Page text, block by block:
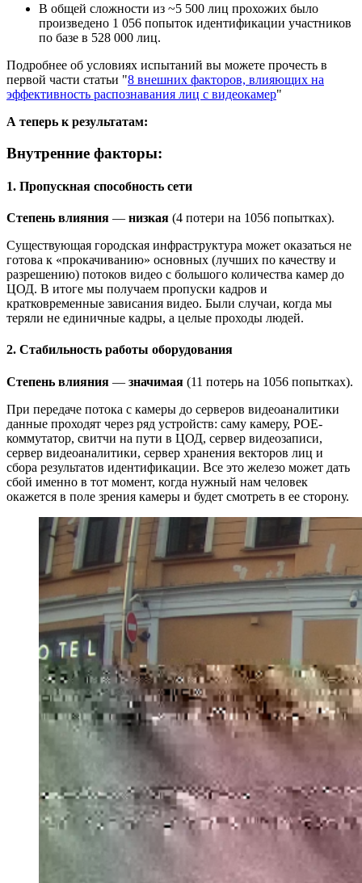
В общей сложности из ~5 500 лиц прохожих было
произведено 1 056 попыток идентификации участников
по базе в 528 000 лиц.
Подробнее об условиях испытаний вы можете прочесть в
первой части статьи "8 внешних факторов, влияющих на
эффективность распознавания лиц с видеокамер"
А теперь к результатам:
Внутренние факторы:
1. Пропускная способность сети
Степень влияния — низкая (4 потери на 1056 попытках).
Существующая городская инфраструктура может оказаться не
готова к «прокачиванию»‎ основных (лучших по качеству и
разрешению) потоков видео с большого количества камер до
ЦОД. В итоге мы получаем пропуски кадров и
кратковременные зависания видео. Были случаи, когда мы
теряли не единичные кадры, а целые проходы людей.
2. Стабильность работы оборудования
Степень влияния — значимая (11 потерь на 1056 попытках).
При передаче потока с камеры до серверов видеоаналитики
данные проходят через ряд устройств: саму камеру, POE-
коммутатор, свитчи на пути в ЦОД, сервер видеозаписи,
сервер видеоаналитики, сервер хранения векторов лиц и
сбора результатов идентификации. Все это железо может дать
сбой именно в тот момент, когда нужный нам человек
окажется в поле зрения камеры и будет смотреть в ее сторону.